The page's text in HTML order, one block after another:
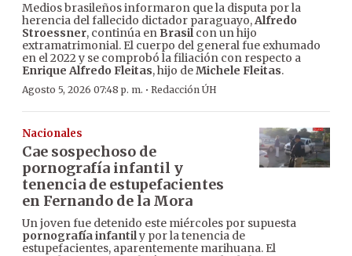
Medios brasileños informaron que la disputa por la
herencia del fallecido dictador paraguayo,Alfredo
Stroessner, continúa en Brasilcon un hijo
extramatrimonial. El cuerpo del general fue exhumado
en el 2022 y se comprobó la filiación con respecto a
Enrique Alfredo Fleitas, hijo deMichele Fleitas.
Agosto 5, 2026 07:48 p. m. · Redacción ÚH
Nacionales
Cae sospechoso de
pornografía infantil y
tenencia de estupefacientes
en Fernando de la Mora
Un joven fue detenido este miércoles por supuesta
pornografía infantily por la tenencia de
estupefacientes, aparentemente marihuana. El